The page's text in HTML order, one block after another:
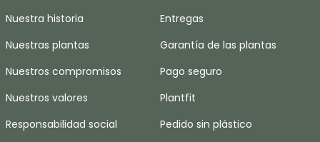
Nuestra historia
Nuestras plantas
Nuestros compromisos
Nuestros valores
Responsabilidad social
Entregas
Garantía de las plantas
Pago seguro
Plantfit
Pedido sin plástico